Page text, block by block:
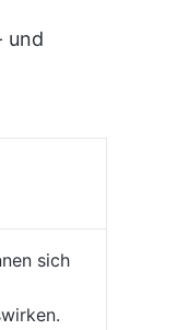
und
sich